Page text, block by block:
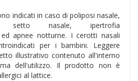
indicati in caso di poliposi nasale,
setto nasale, ipertrofia
ed apnee notturne. I cerotti nasali
per i bambini. Leggere
illustrativo contenuto all'interno
dell'utilizzo. Il prodotto non è
al lattice.